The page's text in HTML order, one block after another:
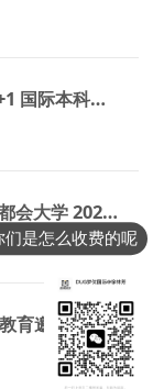
高考后想逆袭？SQA 3+1 国际本科项目合集来了！权威认证 + 高性价比，无缝衔接海外名校
【香港留学优选】香港都会大学 2026 授课型硕士火热招生中！名校背书 + 高含金量 + 费用友好，中留服认证有保障
周末教研日 | 梦优国际教育邀您开启名校之旅
们是怎么收费的呢